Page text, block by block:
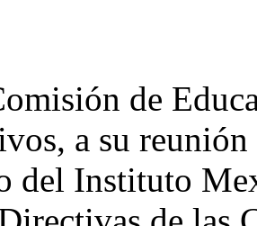
de
a su
del Instituto